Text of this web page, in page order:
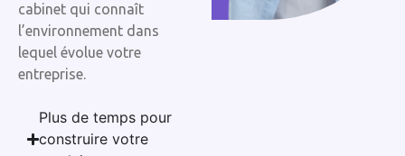
cabinet qui connaît
l’environnement dans
lequel évolue votre
entreprise.
Plus de temps pour
construire votre